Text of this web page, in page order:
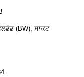
(BW), ਸਾਕਟ